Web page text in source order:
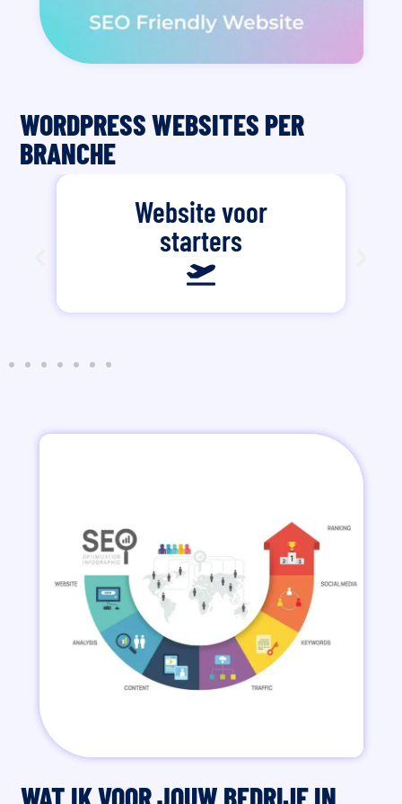
WORDPRESS WEBSITES PER
BRANCHE
Website voor
starters
WAT IK VOOR JOUW BEDRIJF IN